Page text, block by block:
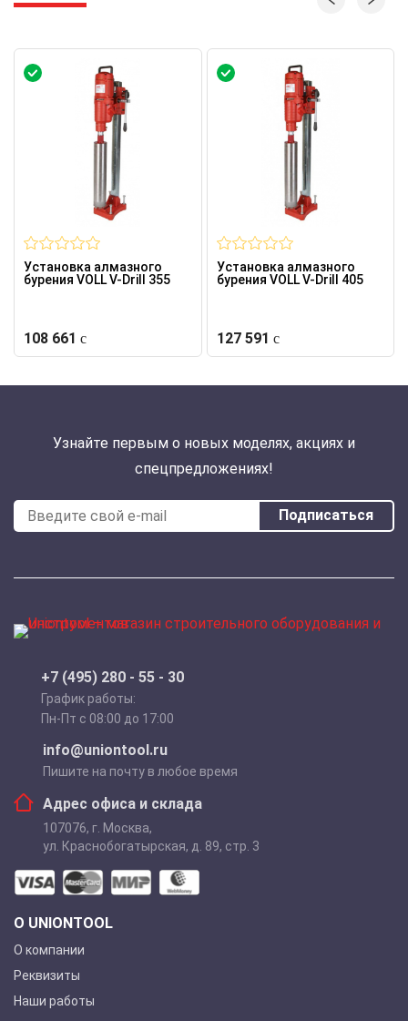
Установка алмазного
бурения VOLL V-Drill 355
108 661
Установка алмазного
бурения VOLL V-Drill 405
127 591
Узнайте первым о новых моделях, акциях и
спецпредложениях!
Подписаться
+7 (495) 280 - 55 - 30
График работы:
Пн-Пт с 08:00 до 17:00
info@uniontool.ru
Пишите на почту в любое время
Адрес офиса и склада
107076, г. Москва,
ул. Краснобогатырская, д. 89, стр. 3
О UNIONTOOL
О компании
Реквизиты
Наши работы